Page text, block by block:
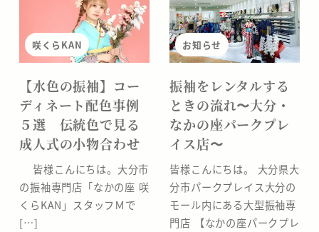
咲くらKAN
【水色の振袖】コー
ディネート配色事例
５選 伝統色で見る
成人式の小物合わせ
皆様こんにちは。大分市
の振袖専門店「なかの座 咲
くらKAN」スタッフＭで
[…]
お知らせ
振袖をレンタルする
ときの流れ〜大分・
なかの座パークプレ
イス店〜
皆様こんにちは。 大分県大
分市パークプレイス大分の
モール内にある大型振袖専
門店 【なかの座パークプレ